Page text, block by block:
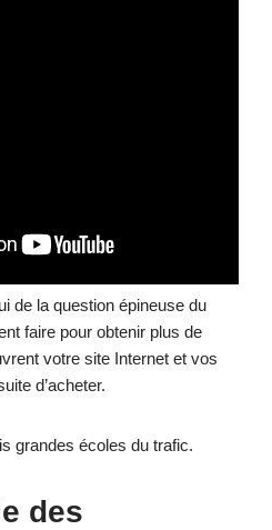
de la question épineuse du
faire pour obtenir plus de
votre site Internet et vos
d’acheter.
grandes écoles du trafic.
des